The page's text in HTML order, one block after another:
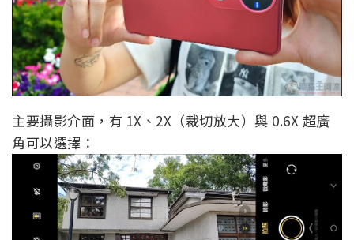
主要攝影介面，有 1X、2X（裁切放大）與 0.6X 超廣
角可以選擇：